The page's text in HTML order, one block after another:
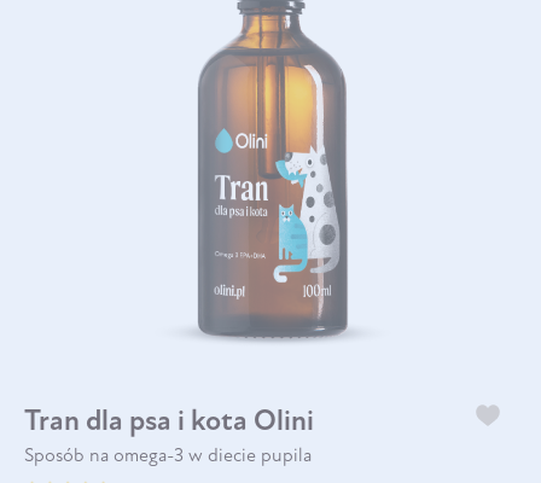
Tran dla psa i kota Olini
Sposób na omega-3 w diecie pupila